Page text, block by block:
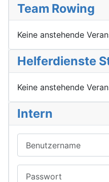
Team Rowing
Keine anstehende
Helferdienste
Keine anstehende
Intern